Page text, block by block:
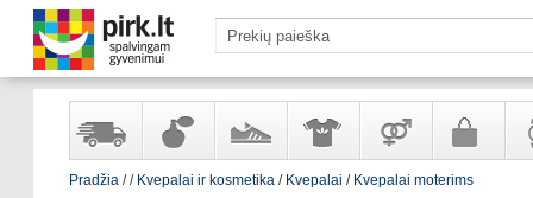
Pradžia// Kvepalai ir kosmetika/ Kvepalai / Kvepalai moterims